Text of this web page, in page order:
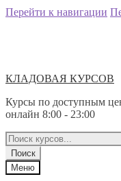
Перейти к навигации
КЛАДОВАЯ КУРСОВ
Курсы по доступным
онлайн 8:00 - 23:00
Поиск
Меню